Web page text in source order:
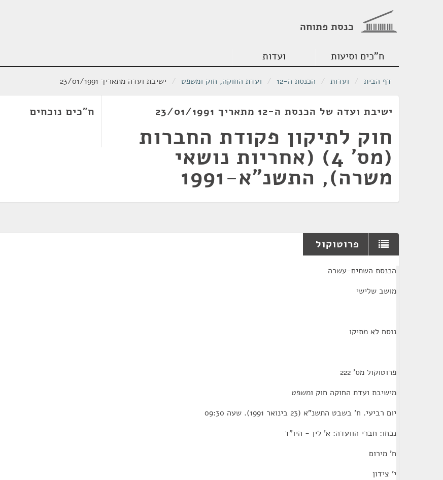
כנסת פתוחה
ח"כים וסיעות ועדות
דף הבית / ועדות / הכנסת ה-12 / ועדת החוקה, חוק ומשפט / ישיבת ועדה מתאריך 23/01/1991
ישיבת ועדה של הכנסת ה-12 מתאריך 23/01/1991
חוק לתיקון פקודת החברות
(מס' 4) (אחריות נושאי
משרה), התשנ"א-1991
ח"כים נוכחים
פרוטוקול
הכנסת השתים-עשרה
מושב שלישי
נוסח לא מתיקו
פרוטוקול מס' 222
מישיבת ועדת החוקה חוק ומשפט
יום רביעי. ח' בשבט התשנ"א (23 בינואר 1991). שעה 09:30
נכחו: חברי הוועדה: א' לין - היו"ד
ח' מירום
י' צידון